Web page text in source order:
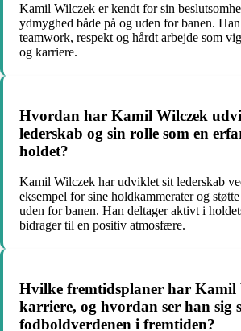
Kamil Wilczek er kendt for sin
ydmyghed både på og uden for banen.
teamwork, respekt og hårdt arbejde som
og karriere.
Hvordan har Kamil Wilczek
lederskab og sin rolle som en
holdet?
Kamil Wilczek har udviklet sit lederskab
eksempel for sine holdkammerater og
uden for banen. Han deltager aktivt i
bidrager til en positiv atmosfære.
Hvilke fremtidsplaner har Kamil
karriere, og hvordan ser han sig
fodboldverdenen i fremtiden?